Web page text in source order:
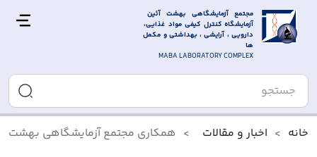
مجتمع آزمایشگاهی بهشت آئین
آزمایشگاه کنترل کیفی مواد غذایی،
دارویی ، آرایشی ، بهداشتی و مکمل
ها
MABA LABORATORY COMPLEX
خانه اخبار و مقالات همکاری مجتمع آزمایشگاهی بهشت